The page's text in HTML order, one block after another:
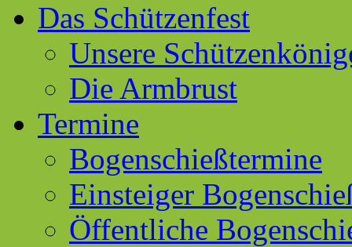
Das Schützenfest
Unsere
Die Armbrust
Termine
Bogenschießtermine
Einsteiger
Öffentliche